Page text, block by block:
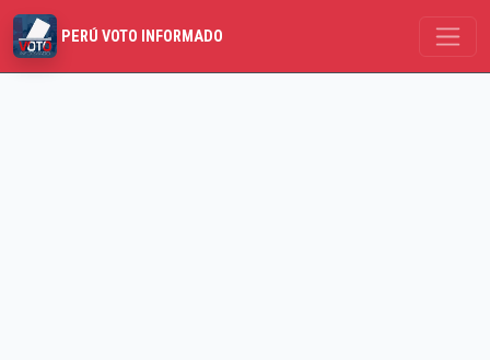
PERÚ VOTO INFORMADO